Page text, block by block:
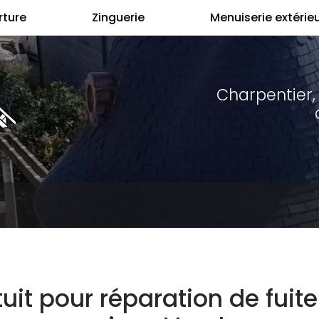
Zinguerie Menuiserie
pour réparation de